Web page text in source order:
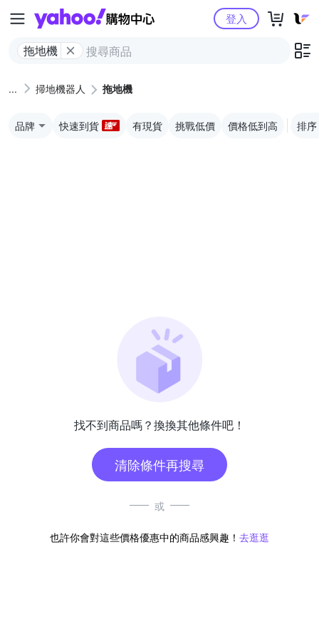
Yahoo購物中心
拖地機
登入
掃地機器人 拖地機
品牌 快速到貨 有現貨 挑戰低價 價格低到高 排序
找不到商品嗎？換換其他條件吧！
清除條件再搜尋
或
也許你會對這些價格優惠中的商品感興趣！ 去逛逛